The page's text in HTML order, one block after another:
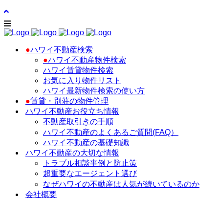
●ハワイ不動産検索
●ハワイ不動産物件検索
ハワイ賃貸物件検索
お気に入り物件リスト
ハワイ最新物件検索の使い方
●賃貸・別荘の物件管理
ハワイ不動産お役立ち情報
不動産取引きの手順
ハワイ不動産のよくあるご質問(FAQ）
ハワイ不動産の基礎知識
ハワイ不動産の大切な情報
トラブル相談事例と防止策
超重要なエージェント選び
なぜハワイの不動産は人気が続いているのか
会社概要